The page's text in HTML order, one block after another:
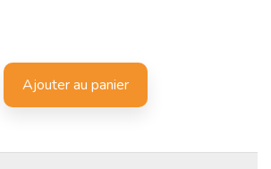
Ajouter au panier